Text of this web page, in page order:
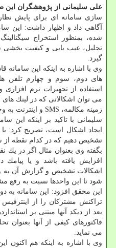
علی سلیمانی از پژوهشگران این
سازی سامانه ای برای پایش
آگاهی داد و اظهار داشت: این
شده، بمنظور استخراج
تحلیل، عیب یابی و كیفیت بخشی
گیرد.
وی با اشاره به اینكه این
های دوم، سوم و چهارم تلفن
استفاده از تجهیرات نرم
می توان اشكالاتی كه در لینك
زمینه مكالمه، SMS و اینترنت به وجود آمده است را تشخیص داد.
سلیمانی با تاكید بر اینكه
ایجاد اشكال است، تصریح كرد: با
تشخیص دهیم كه در كدام نقطه از
بگفته وی بعنوان مثال اگر در
افزایش یافته باشد و یا
اشكالات تشخیص و گزارش آن به
شود تا این واحدها نسبت به رفع
تراكنش مشتركان را از
فاكتورهای كیفی از آنها بعنوان
می نماید.
وی با اشاره به اینكه هم اكنون